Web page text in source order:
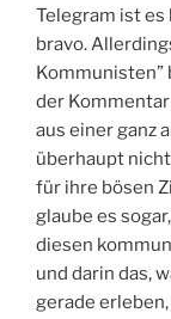
Telegram ist
bravo.
Kommunisten”
der
aus einer ganz
überhaupt
für ihre bösen
glaube es
diesen
und darin das,
gerade